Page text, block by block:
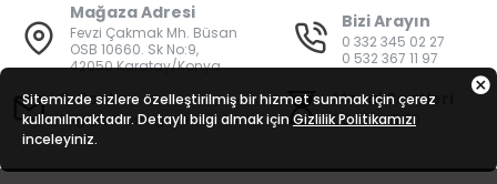
Mağaza Adresi
Fevzi Çakmak Mh. Büsan
OSB 10660. Sk No:9,
42050 Karatay/Konya
Bizi Arayın
0 332 345 02 27
0 532 367 11 97
E-Posta
bilgi@vatanisguvenligi.com
Mesai Saatleri
08:00 - 19:00
Sitemizde sizlere özelleştirilmiş bir hizmet sunmak için çerez
kullanılmaktadır. Detaylı bilgi almak için Gizlilik Politikamızı
inceleyiniz.